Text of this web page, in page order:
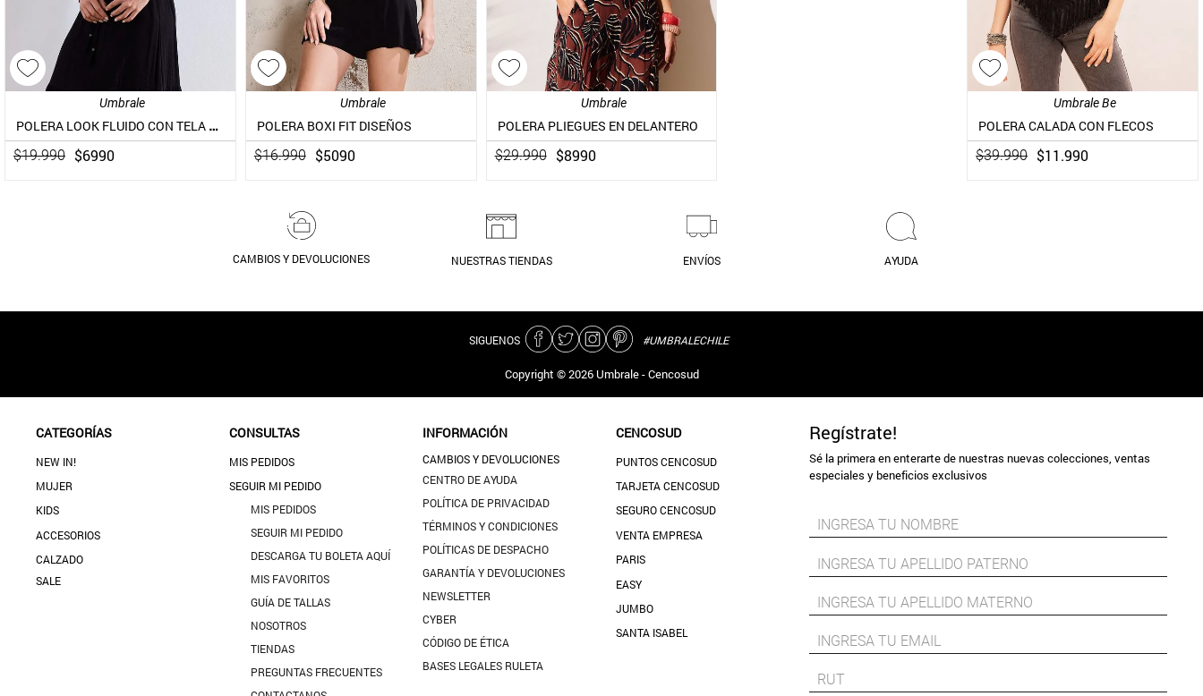
Umbrale
POLERA LOOK FLUIDO CON TELA JACQUARD DISEÑO
$19.990 $6990
Umbrale
POLERA BOXI FIT DISEÑOS
$16.990 $5090
Umbrale
POLERA PLIEGUES EN DELANTERO
$29.990 $8990
Umbrale Be
POLERA CALADA CON FLECOS
$39.990 $11.990
CAMBIOS Y DEVOLUCIONES NUESTRAS TIENDAS ENVÍOS AYUDA
SIGUENOS #UMBRALECHILE
Copyright © 2026 Umbrale - Cencosud
CATEGORÍAS
NEW IN!
MUJER
KIDS
ACCESORIOS
CALZADO
SALE
CONSULTAS
MIS PEDIDOS
SEGUIR MI PEDIDO
MIS PEDIDOS
SEGUIR MI PEDIDO
DESCARGA TU BOLETA AQUÍ
MIS FAVORITOS
GUÍA DE TALLAS
NOSOTROS
TIENDAS
PREGUNTAS FRECUENTES
INFORMACIÓN
CAMBIOS Y DEVOLUCIONES
CENTRO DE AYUDA
POLÍTICA DE PRIVACIDAD
TÉRMINOS Y CONDICIONES
POLÍTICAS DE DESPACHO
GARANTÍA Y DEVOLUCIONES
NEWSLETTER
CYBER
CÓDIGO DE ÉTICA
BASES LEGALES RULETA
CENCOSUD
PUNTOS CENCOSUD
TARJETA CENCOSUD
SEGURO CENCOSUD
VENTA EMPRESA
PARIS
EASY
JUMBO
SANTA ISABEL
Regístrate!
Sé la primera en enterarte de nuestras nuevas colecciones, ventas
especiales y beneficios exclusivos